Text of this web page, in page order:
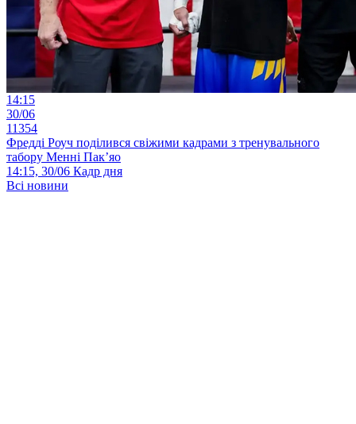
14:15
30/06
11354
Фредді Роуч поділився свіжими кадрами з тренувального
табору Менні Пак’яо
14:15, 30/06 Кадр дня
Всі новини